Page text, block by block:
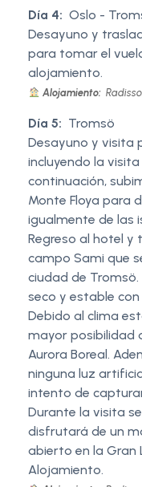
Día 4: Oslo -
Desayuno y
para tomar el
alojamiento.
Alojamiento:
Día 5: Tromsö
Desayuno y visita
incluyendo la
continuación,
Monte Floya para
igualmente de las
Regreso al hotel y
campo Sami que
ciudad de
seco y estable
Debido al clima
mayor posibilidad
Aurora Boreal.
ninguna luz
intento de
Durante la visita
disfrutará de un
abierto en la Gran
Alojamiento.